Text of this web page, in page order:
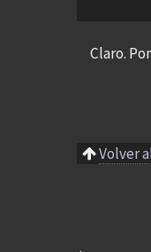
Claro.
Volver